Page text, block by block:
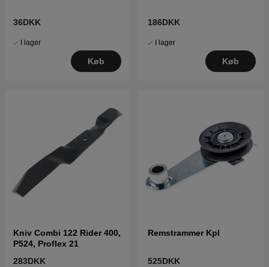
36DKK
I lager
Køb
186DKK
I lager
Køb
Kniv Combi 122 Rider 400,
P524, Proflex 21
283DKK
Remstrammer Kpl
525DKK